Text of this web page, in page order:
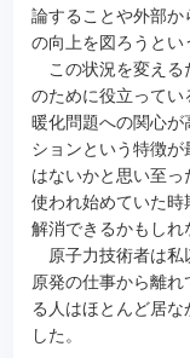
論することや外部
の向上を図ろうとい
この状況を変える
のために役立って
暖化問題への関心が
ションという特徴
はないかと思い至
使われ始めていた時
解消できるかもしれ
原子力技術者は私
原発の仕事から離
る人はほとんど居な
した。